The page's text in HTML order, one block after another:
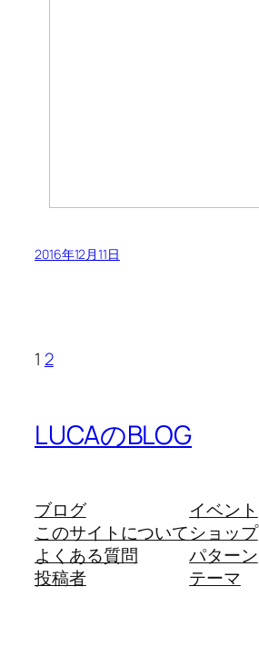
2016年12月11日
1 2
LUCAのBLOG
ブログ
このサイトについて
よくある質問
投稿者
イベント
ショップ
パターン
テーマ